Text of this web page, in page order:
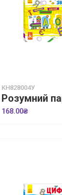
КН828004У
168.00₴